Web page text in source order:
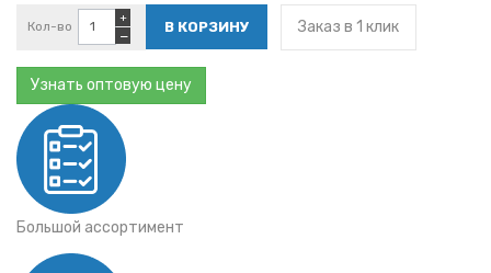
Кол-во
−
+ Заказ в 1 клик
Узнать оптовую цену
Большой ассортимент